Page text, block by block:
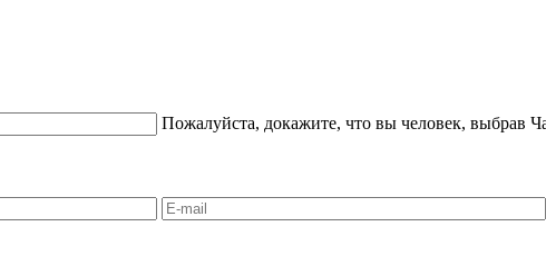
Пожалуйста, докажите, что вы человек, выбрав